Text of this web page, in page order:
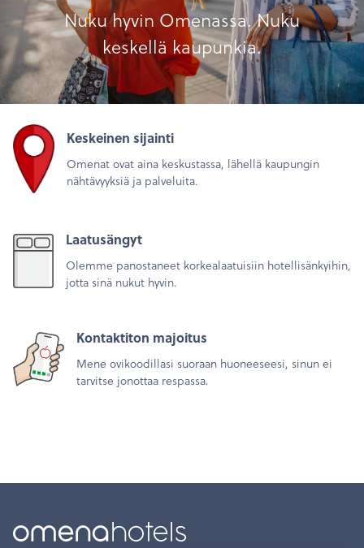
Nuku hyvin Omenassa. Nuku
keskellä kaupunkia.
Keskeinen sijainti
Omenat ovat aina keskustassa, lähellä kaupungin
nähtävyyksiä ja palveluita.
Laatusängyt
Olemme panostaneet korkealaatuisiin hotellisänkyihin,
jotta sinä nukut hyvin.
Kontaktiton majoitus
Mene ovikoodillasi suoraan huoneeseesi, sinun ei
tarvitse jonottaa respassa.